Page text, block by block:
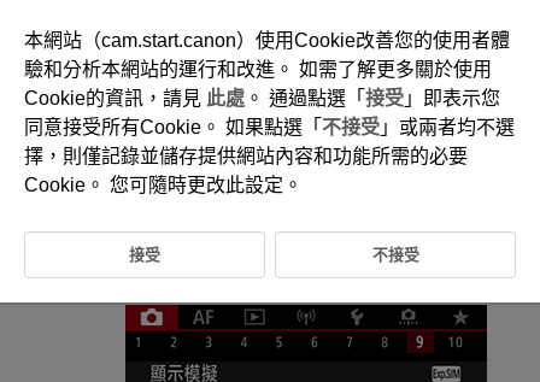
D180-099
觀景器顯示格式
本網站（cam.start.canon）使用Cookie改善您的使用者體
驗和分析本網站的運行和改進。 如需了解更多關於使用
Cookie的資訊，請見 此處 。 通過點選「 接受 」即表示您
同意接受所有Cookie。 如果點選「 不接受 」或兩者均不選
擇，則僅記錄並儲存提供網站內容和功能所需的必要
Cookie。 您可隨時更改此設定。
接受 不接受